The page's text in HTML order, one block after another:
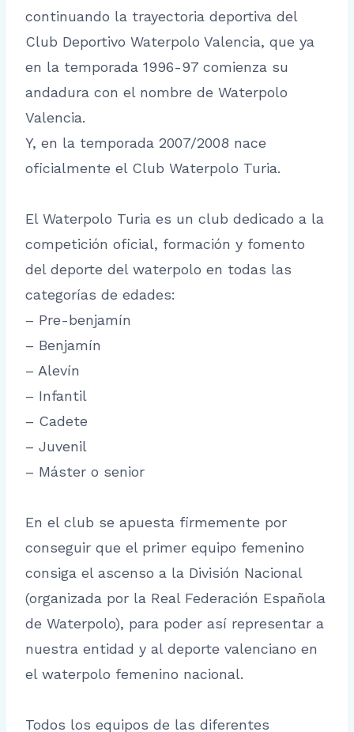
continuando la trayectoria deportiva del
Club Deportivo Waterpolo Valencia, que ya
en la temporada 1996-97 comienza su
andadura con el nombre de Waterpolo
Valencia.
Y, en la temporada 2007/2008 nace
oficialmente el Club Waterpolo Turia.
El Waterpolo Turia es un club dedicado a la
competición oficial, formación y fomento
del deporte del waterpolo en todas las
categorías de edades:
– Pre-benjamín
– Benjamín
– Alevín
– Infantil
– Cadete
– Juvenil
– Máster o senior
En el club se apuesta firmemente por
conseguir que el primer equipo femenino
consiga el ascenso a la División Nacional
(organizada por la Real Federación Española
de Waterpolo), para poder así representar a
nuestra entidad y al deporte valenciano en
el waterpolo femenino nacional.
Todos los equipos de las diferentes